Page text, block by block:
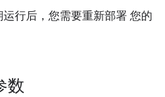
行后，您需要重新部署 您的
数